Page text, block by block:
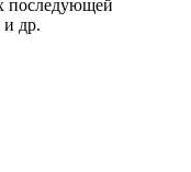
последующей
и др.